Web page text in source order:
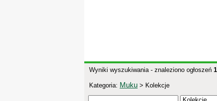
Wyniki wyszukiwania - znaleziono ogłoszeń
Kategoria: Muku > Kolekcje